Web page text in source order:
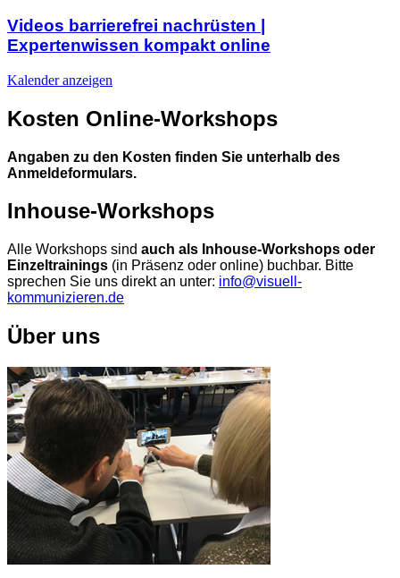
Videos barrierefrei nachrüsten |
Expertenwissen kompakt online
Kalender anzeigen
Kosten Online-Workshops
Angaben zu den Kosten finden Sie unterhalb des
Anmeldeformulars.
Inhouse-Workshops
Alle Workshops sind auch als Inhouse-Workshops oder
Einzeltrainings (in Präsenz oder online) buchbar. Bitte
sprechen Sie uns direkt an unter: info@visuell-
kommunizieren.de
Über uns